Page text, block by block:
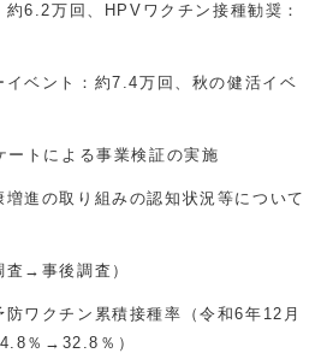
万回、HPVワクチン接種勧奨：
ト：約7.4万回、秋の健活イベ
トによる事業検証の実施
の取り組みの認知状況等について
→事後調査）
チン累積接種率（令和6年12月
％→32.8％）